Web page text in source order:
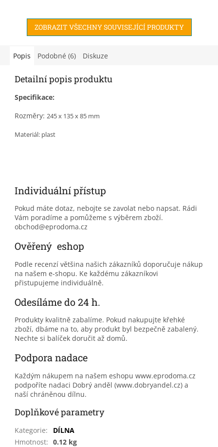
použít do vysokých i
nízkých...
stavbu.
ZOBRAZIT VŠECHNY SOUVISEJÍCÍ PRODUKTY
Popis Podobné (6) Diskuze
Detailní popis produktu
Specifikace:
Rozměry: 245 x 135 x 85 mm
Materiál: plast
Individuální přístup
Pokud máte dotaz, nebojte se zavolat nebo napsat. Rádi
Vám poradíme a pomůžeme s výběrem zboží.
obchod@eprodoma.cz
Ověřený eshop
Podle recenzí většina našich zákazníků doporučuje nákup
na našem e-shopu. Ke každému zákazníkovi
přistupujeme individuálně.
Odesíláme do 24 h.
Produkty kvalitně zabalíme. Pokud nakupujte křehké
zboží, dbáme na to, aby produkt byl bezpečně zabalený.
Nechte si balíček doručit až domů.
Podpora nadace
Každým nákupem na našem eshopu www.eprodoma.cz
podpoříte nadaci Dobrý anděl (www.dobryandel.cz) a
naší chráněnou dílnu.
Doplňkové parametry
Kategorie:
DÍLNA
Hmotnost: 0.12 kg